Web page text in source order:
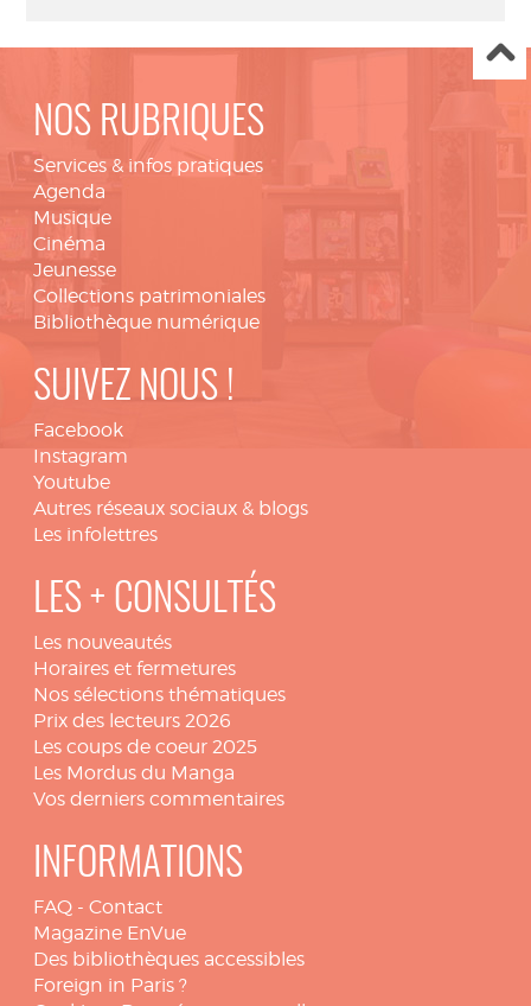
NOS RUBRIQUES
Services & infos pratiques
Agenda
Musique
Cinéma
Jeunesse
Collections patrimoniales
Bibliothèque numérique
SUIVEZ NOUS !
Facebook
Instagram
Youtube
Autres réseaux sociaux & blogs
Les infolettres
LES + CONSULTÉS
Les nouveautés
Horaires et fermetures
Nos sélections thématiques
Prix des lecteurs 2026
Les coups de coeur 2025
Les Mordus du Manga
Vos derniers commentaires
INFORMATIONS
FAQ - Contact
Magazine EnVue
Des bibliothèques accessibles
Foreign in Paris ?